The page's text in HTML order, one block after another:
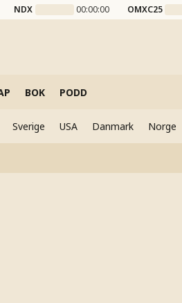
NDX 00:00:00 OMXC25
BOK PODD
Sverige USA Danmark Norge